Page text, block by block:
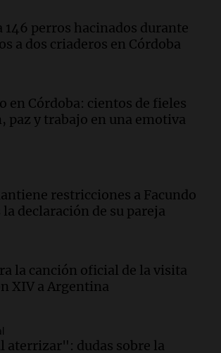
Bouniba, joven de Villa
Internacional de la Cerveza:
enfrenta un equilibrio
recaudación
146 perros hacinados durante
a dos criaderos en Córdoba
en Córdoba: cientos de fieles
paz y trabajo en una emotiva
restricciones a Facundo
declaración de su pareja
la canción oficial de la visita
XIV a Argentina
aterrizar": dudas sobre la